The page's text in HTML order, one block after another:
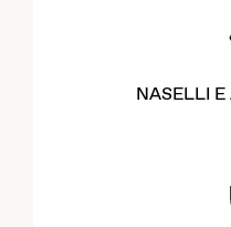
NASELLI E